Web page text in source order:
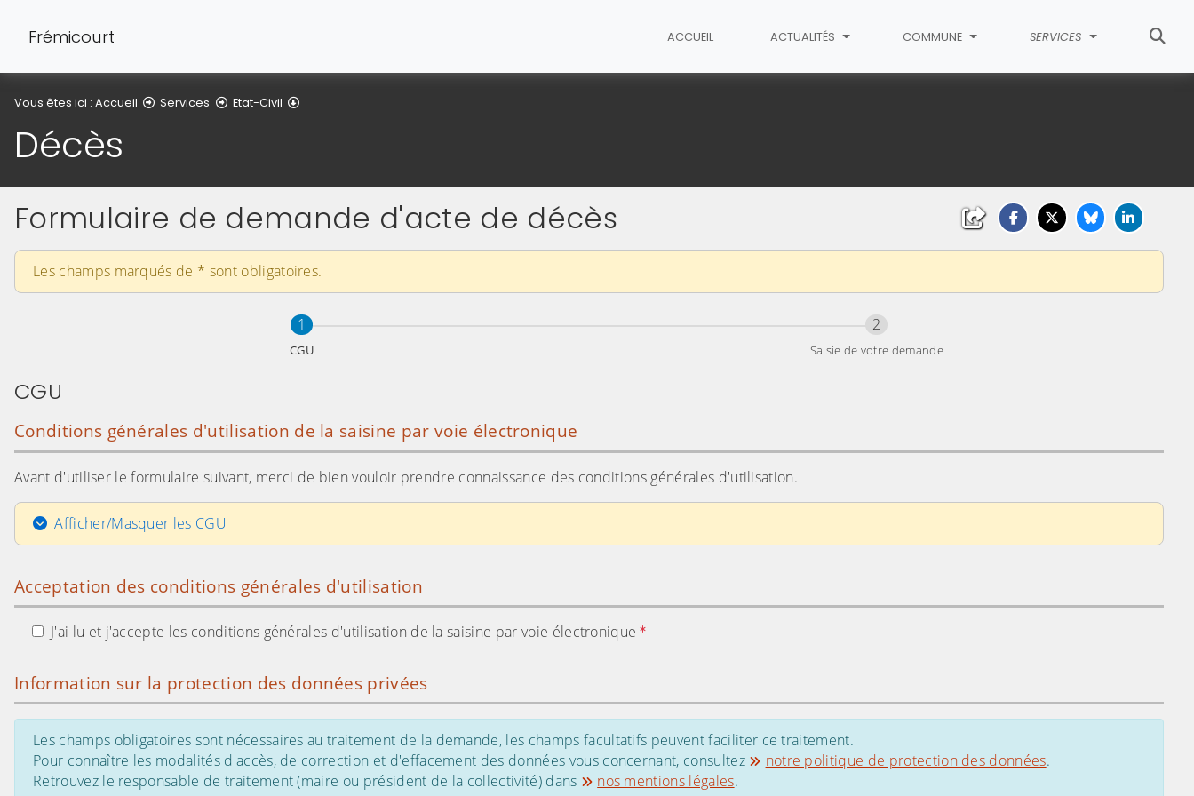
Frémicourt ACCUEIL ACTUALITÉS COMMUNE SERVICES
Vous êtes ici : Accueil Services Etat-Civil
Décès
Formulaire de demande d'acte de décès
Les champs marqués de * sont obligatoires.
Étape
1 sur 2
CGU
Étape
2
Saisie de votre demande
CGU
Conditions générales d'utilisation de la saisine par voie électronique
Avant d'utiliser le formulaire suivant, merci de bien vouloir prendre connaissance des conditions générales d'utilisation.
Afficher/Masquer les CGU
Acceptation des conditions générales d'utilisation
J'ai lu et j'accepte les conditions générales d'utilisation de la saisine par voie électronique
Information sur la protection des données privées
Les champs obligatoires sont nécessaires au traitement de la demande, les champs facultatifs peuvent faciliter ce traitement.
Pour connaître les modalités d'accès, de correction et d'effacement des données vous concernant, consultez
notre politique de protection des données.
Retrouvez le responsable de traitement (maire ou président de la collectivité) dans
nos mentions légales.